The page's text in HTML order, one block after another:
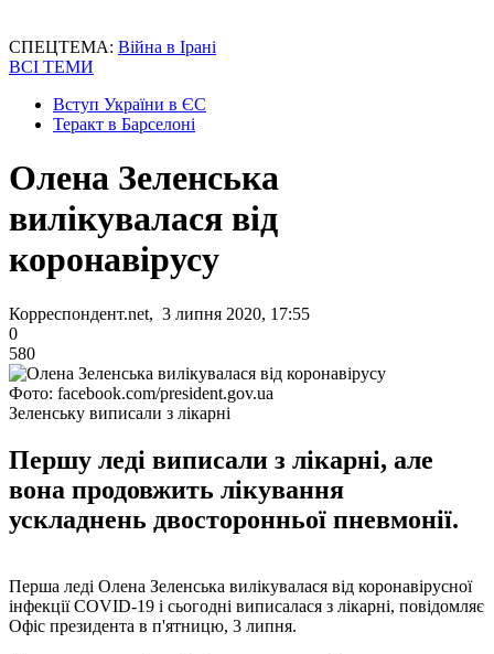
СПЕЦТЕМА: Війна в Ірані
ВСІ ТЕМИ
Вступ України в ЄС
Теракт в Барселоні
Олена Зеленська
вилікувалася від
коронавірусу
Корреспондент.net, 3 липня 2020, 17:55
0
580
Фото: facebook.com/president.gov.ua
Зеленську виписали з лікарні
Першу леді виписали з лікарні, але
вона продовжить лікування
ускладнень двосторонньої пневмонії.
Перша леді Олена Зеленська вилікувалася від коронавірусної
інфекції COVID-19 і сьогодні виписалася з лікарні, повідомляє
Офіс президента в п'ятницю, 3 липня.